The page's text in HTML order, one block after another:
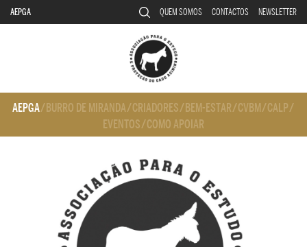
AEPGA QUEM SOMOS CONTACTOS NEWSLETTER
AEPGA/ BURRO DE MIRANDA/CRIADORES/ BEM-ESTAR/CVBM/CALP/
EVENTOS/COMO APOIAR